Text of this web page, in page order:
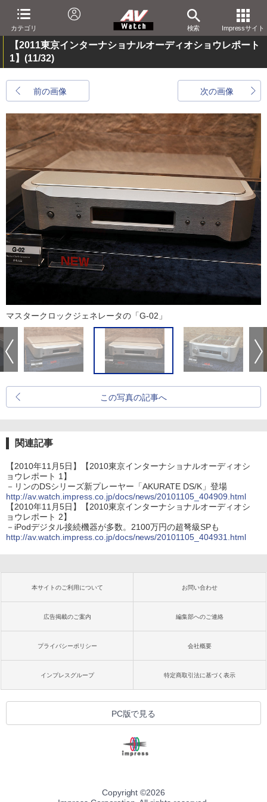
カテゴリ 検索 Impressサイト
【2011東京インターナショナルオーディオショウレポート
1】 (11/32)
前の画像 次の画像
マスタークロックジェネレータの「G-02」
この写真の記事へ
関連記事
【2010年11月5日】【2010東京インターナショナルオーディオシ
ョウレポート 1】
－リンのDSシリーズ新プレーヤー「AKURATE DS/K」登場
http://av.watch.impress.co.jp/docs/news/20101105_404909.html
【2010年11月5日】【2010東京インターナショナルオーディオシ
ョウレポート 2】
－iPodデジタル接続機器が多数。2100万円の超弩級SPも
http://av.watch.impress.co.jp/docs/news/20101105_404931.html
本サイトのご利用について お問い合わせ
広告掲載のご案内 編集部へのご連絡
プライバシーポリシー 会社概要
インプレスグループ 特定商取引法に基づく表示
PC版で見る
Copyright ©2026